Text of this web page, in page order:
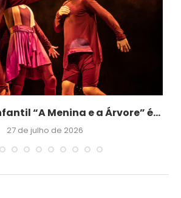
“A Menina e a Árvore” é...
27 de julho de 2026